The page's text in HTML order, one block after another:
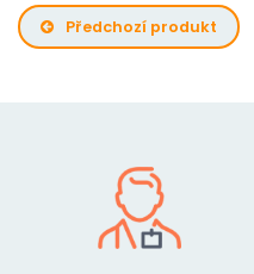
Předchozí produkt